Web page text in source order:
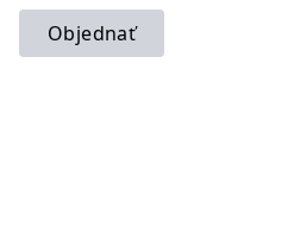
Objednať